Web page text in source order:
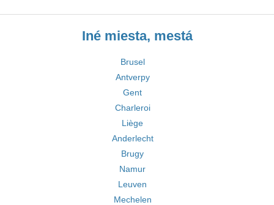
Iné miesta, mestá
Brusel
Antverpy
Gent
Charleroi
Liège
Anderlecht
Brugy
Namur
Leuven
Mechelen